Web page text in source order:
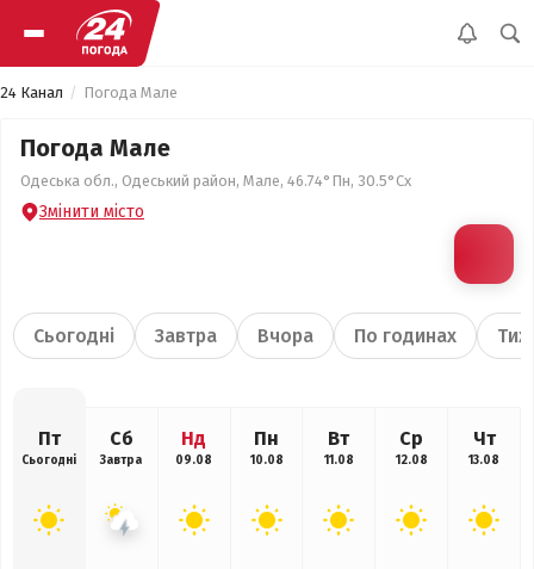
24 Канал Погода Мале
Погода Мале
Одеська обл., Одеський район, Мале, 46.74°Пн, 30.5°Сх
Змінити місто
Сьогодні Завтра Вчора По годинах
Пт
Сьогодні
Сб
Завтра
Нд
09.08
Пн
10.08
Вт
11.08
Ср
12.08
Чт
13.08